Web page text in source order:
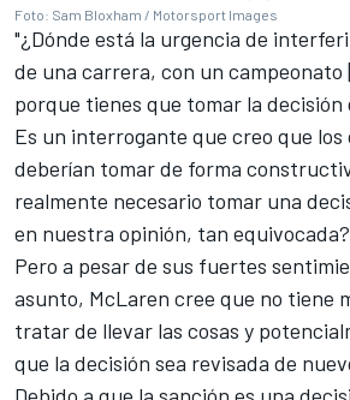
Foto: Sam Bloxham / Motorsport Images
"¿Dónde está la urgencia de
de una carrera, con un campeonato
porque tienes que tomar la decisión
Es un interrogante que creo que los
deberían tomar de forma
realmente necesario tomar una
en nuestra opinión, tan
Pero a pesar de sus fuertes
asunto, McLaren cree que no tiene
tratar de llevar las cosas y
que la decisión sea revisada de